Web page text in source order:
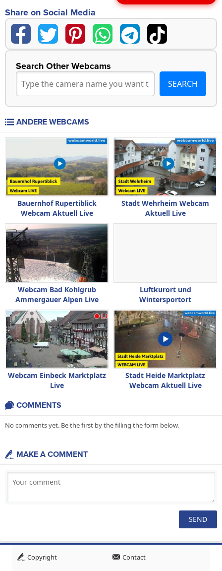
Share on Social Media
Search Other Webcams
ANDERE WEBCAMS
Bauernhof Rupertiblick
Webcam Aktuell Live
Stadt Wehrheim Webcam
Aktuell Live
Webcam Bad Kohlgrub
Ammergauer Alpen Live
Luftkurort und
Wintersportort
Oberwiesenthal Live Webcam
Webcam Einbeck Marktplatz
Live
Stadt Heide Marktplatz
Webcam Aktuell Live
COMMENTS
No comments yet. Be the first by the filling the form below.
MAKE A COMMENT
Copyright
Contact